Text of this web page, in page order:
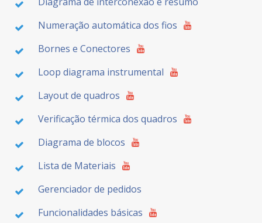
Numeração automática dos fios
Bornes e Conectores
Loop diagrama instrumental
Layout de quadros
Verificação térmica dos quadros
Diagrama de blocos
Lista de Materiais
Gerenciador de pedidos
Funcionalidades básicas